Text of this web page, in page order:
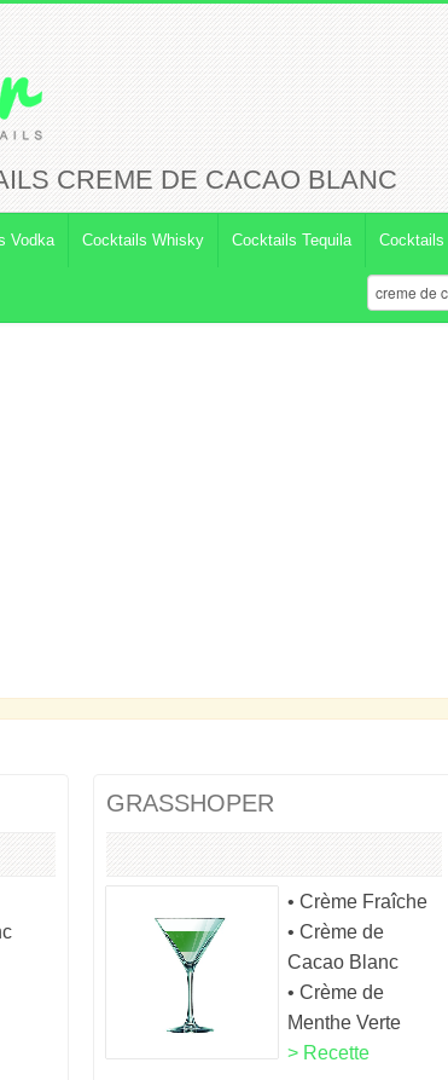
CREME DE CACAO BLANC
Vodka Cocktails Whisky Cocktails Tequila Cocktails
GRASSHOPER
• Crème Fraîche
• Crème de
Cacao Blanc
• Crème de
Menthe Verte
> Recette